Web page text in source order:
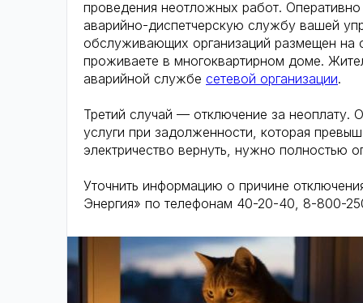
проведения неотложных работ.
аварийно-диспетчерскую службу вашей
обслуживающих организаций размещен на
проживаете в многоквартирном доме.
аварийной службе сетевой организации.
Третий случай — отключение за неоплату.
услуги при задолженности, которая
электричество вернуть, нужно полностью
Уточнить информацию о причине
Энергия» по телефонам 40-20-40, 8-800-